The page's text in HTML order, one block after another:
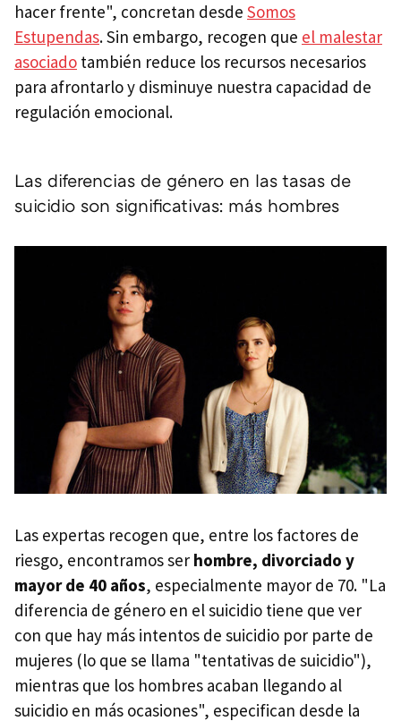
hacer frente", concretan desde Somos
Estupendas. Sin embargo, recogen que el malestar
asociado también reduce los recursos necesarios
para afrontarlo y disminuye nuestra capacidad de
regulación emocional.
Las diferencias de género en las tasas de
suicidio son significativas: más hombres
Las expertas recogen que, entre los factores de
riesgo, encontramos ser hombre, divorciado y
mayor de 40 años, especialmente mayor de 70. "La
diferencia de género en el suicidio tiene que ver
con que hay más intentos de suicidio por parte de
mujeres (lo que se llama "tentativas de suicidio"),
mientras que los hombres acaban llegando al
suicidio en más ocasiones", especifican desde la